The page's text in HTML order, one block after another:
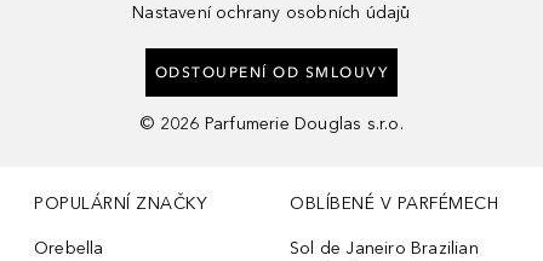
Nastavení ochrany osobních údajů
ODSTOUPENÍ OD SMLOUVY
© 2026 Parfumerie Douglas s.r.o.
POPULÁRNÍ ZNAČKY
Orebella
OBLÍBENÉ V PARFÉMECH
Sol de Janeiro Brazilian